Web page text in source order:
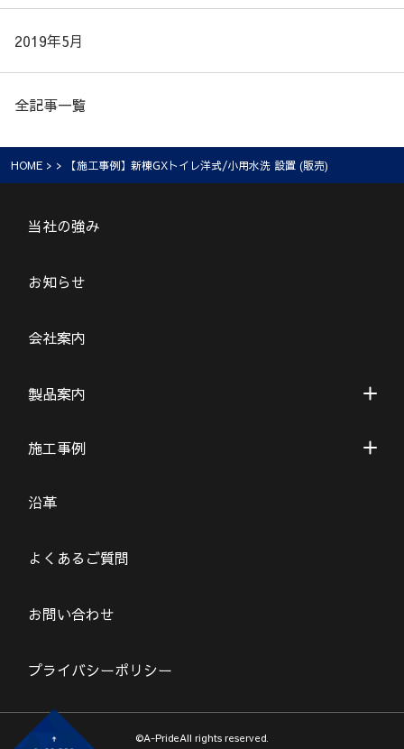
2019年5月
全記事一覧
HOME > > 【施工事例】新棟GXトイレ洋式/小用水洗 設置 (販売)
当社の強み
お知らせ
会社案内
製品案内
施工事例
沿革
よくあるご質問
お問い合わせ
プライバシーポリシー
©A-PrideAll rights reserved.